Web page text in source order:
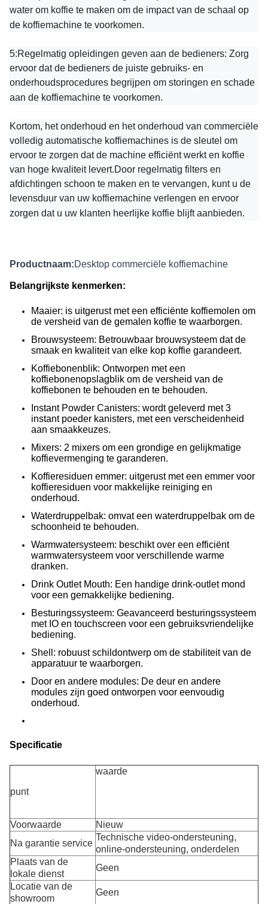
water om koffie te maken om de impact van de schaal op
de koffiemachine te voorkomen.
5:Regelmatig opleidingen geven aan de bedieners: Zorg
ervoor dat de bedieners de juiste gebruiks- en
onderhoudsprocedures begrijpen om storingen en schade
aan de koffiemachine te voorkomen.
Kortom, het onderhoud en het onderhoud van commerciële
volledig automatische koffiemachines is de sleutel om
ervoor te zorgen dat de machine efficiënt werkt en koffie
van hoge kwaliteit levert.Door regelmatig filters en
afdichtingen schoon te maken en te vervangen, kunt u de
levensduur van uw koffiemachine verlengen en ervoor
zorgen dat u uw klanten heerlijke koffie blijft aanbieden.
Productnaam:Desktop commerciële koffiemachine
Belangrijkste kenmerken:
Maaier: is uitgerust met een efficiënte koffiemolen om
de versheid van de gemalen koffie te waarborgen.
Brouwsysteem: Betrouwbaar brouwsysteem dat de
smaak en kwaliteit van elke kop koffie garandeert.
Koffiebonenblik: Ontworpen met een
koffiebonenopslagblik om de versheid van de
koffiebonen te behouden en te behouden.
Instant Powder Canisters: wordt geleverd met 3
instant poeder kanisters, met een verscheidenheid
aan smaakkeuzes.
Mixers: 2 mixers om een grondige en gelijkmatige
koffievermenging te garanderen.
Koffieresiduen emmer: uitgerust met een emmer voor
koffieresiduen voor makkelijke reiniging en
onderhoud.
Waterdruppelbak: omvat een waterdruppelbak om de
schoonheid te behouden.
Warmwatersysteem: beschikt over een efficiënt
warmwatersysteem voor verschillende warme
dranken.
Drink Outlet Mouth: Een handige drink-outlet mond
voor een gemakkelijke bediening.
Besturingssysteem: Geavanceerd besturingssysteem
met IO en touchscreen voor een gebruiksvriendelijke
bediening.
Shell: robuust schildontwerp om de stabiliteit van de
apparatuur te waarborgen.
Door en andere modules: De deur en andere
modules zijn goed ontworpen voor eenvoudig
onderhoud.
Specificatie
punt
waarde
Voorwaarde
Nieuw
Na garantie service
Technische video-ondersteuning,
online-ondersteuning, onderdelen
Plaats van de
lokale dienst
Geen
Locatie van de
showroom
Geen